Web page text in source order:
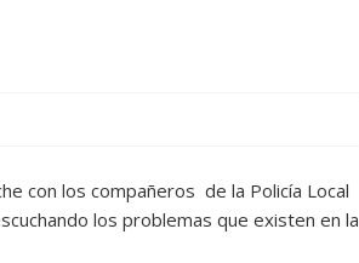
con los compañeros de la Policía Local
los problemas que existen en la